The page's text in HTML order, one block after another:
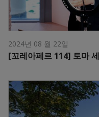
2024년 08 월 22일
[꼬레아페르 114] 토마